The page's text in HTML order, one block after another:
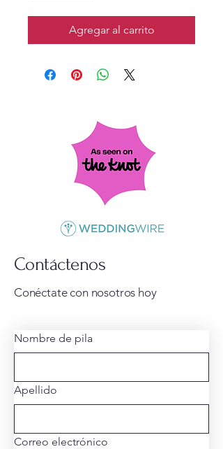
Agregar al carrito
Contáctenos
Conéctate con nosotros hoy
Nombre de pila
Apellido
Correo electrónico